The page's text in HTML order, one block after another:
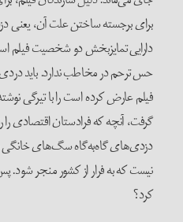
برای برجسته ساختن علت آن، یعنی
دارایی تمایزبخش دو شخصیت فیلم
حس ترحم در مخاطب ندارد. باید
فیلم عارض کرده است را با تیرگی
گرفت، آنچه که فرادستان اقتصادی
دزدی‌های گاه‌به‌گاه سگ‌های خانگی
نیست که به فرار از کشور منجر
کرد؟